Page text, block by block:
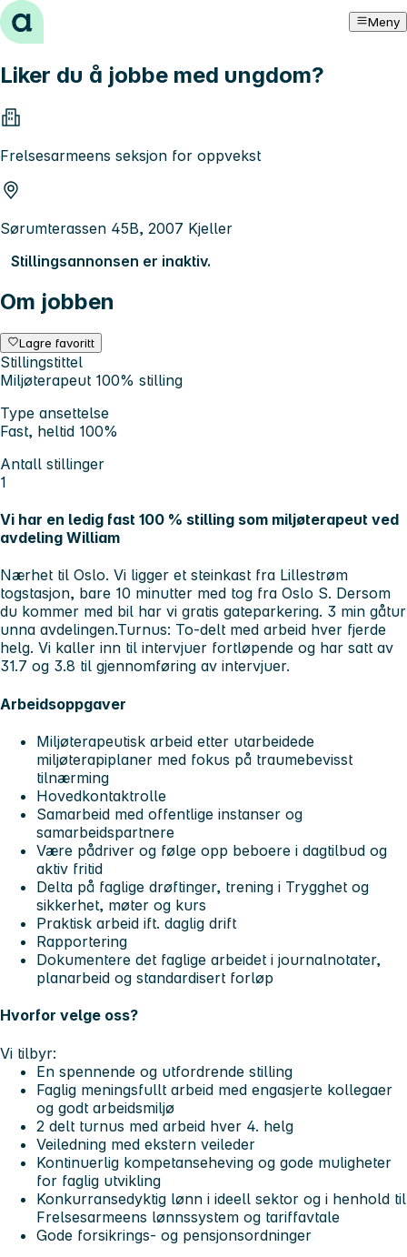
Hopp til innhold Meny
Liker du å jobbe med ungdom?
Frelsesarmeens seksjon for oppvekst
Sørumterassen 45B, 2007 Kjeller
Stillingsannonsen er inaktiv.
Om jobben
Lagre favoritt
Stillingstittel
Miljøterapeut 100% stilling
Type ansettelse
Fast, heltid 100%
Antall stillinger
1
Vi har en ledig fast 100 % stilling som miljøterapeut ved
avdeling William
Nærhet til Oslo. Vi ligger et steinkast fra Lillestrøm
togstasjon, bare 10 minutter med tog fra Oslo S. Dersom
du kommer med bil har vi gratis gateparkering. 3 min gåtur
unna avdelingen.Turnus: To-delt med arbeid hver fjerde
helg. Vi kaller inn til intervjuer fortløpende og har satt av
31.7 og 3.8 til gjennomføring av intervjuer.
Arbeidsoppgaver
Miljøterapeutisk arbeid etter utarbeidede
miljøterapiplaner med fokus på traumebevisst
tilnærming
Hovedkontaktrolle
Samarbeid med offentlige instanser og
samarbeidspartnere
Være pådriver og følge opp beboere i dagtilbud og
aktiv fritid
Delta på faglige drøftinger, trening i Trygghet og
sikkerhet, møter og kurs
Praktisk arbeid ift. daglig drift
Rapportering
Dokumentere det faglige arbeidet i journalnotater,
planarbeid og standardisert forløp
Hvorfor velge oss?
Vi tilbyr:
En spennende og utfordrende stilling
Faglig meningsfullt arbeid med engasjerte kollegaer
og godt arbeidsmiljø
2 delt turnus med arbeid hver 4. helg
Veiledning med ekstern veileder
Kontinuerlig kompetanseheving og gode muligheter
for faglig utvikling
Konkurransedyktig lønn i ideell sektor og i henhold til
Frelsesarmeens lønnssystem og tariffavtale
Gode forsikrings- og pensjonsordninger